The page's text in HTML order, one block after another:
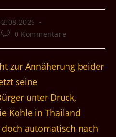
Beitrags-
0 Kommentare
zur Annäherung beider
seine
unter Druck,
Kohle in Thailand
automatisch nach